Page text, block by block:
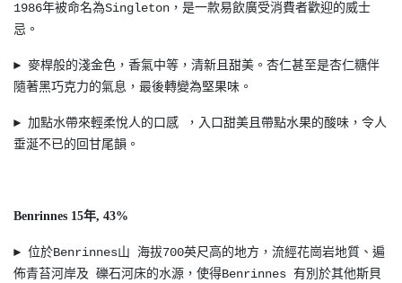
1986年被命名為Singleton，是一款易飲廣受消費者歡迎的威士
忌。
► 麥桿般的淺金色，香氣中等，清新且甜美。杏仁甚至是杏仁糖伴
隨著黑巧克力的氣息，最後轉變為堅果味。
► 加點水帶來輕柔悅人的口感 ，入口甜美且帶點水果的酸味，令人
垂涎不已的回甘尾韻。
Benrinnes 15年, 43%
► 位於Benrinnes山 海拔700英尺高的地方，流經花崗岩地質、遍
佈青苔河岸及 礫石河床的水源，使得Benrinnes 有別於其他斯貝